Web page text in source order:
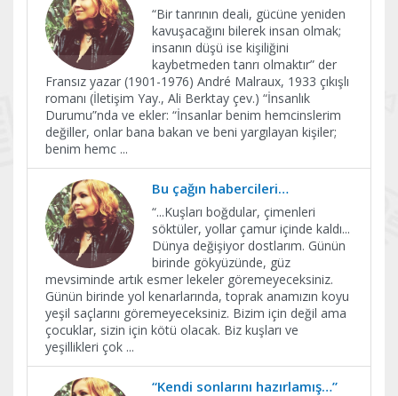
“Bir tanrının deali, gücüne yeniden
kavuşacağını bilerek insan olmak;
insanın düşü ise kişiliğini
kaybetmeden tanrı olmaktır” der
Fransız yazar (1901-1976) André Malraux, 1933 çıkışlı
romanı (İletişim Yay., Ali Berktay çev.) “İnsanlık
Durumu”nda ve ekler: “İnsanlar benim hemcinslerim
değiller, onlar bana bakan ve beni yargılayan kişiler;
benim hemc ...
Bu çağın habercileri…
“...Kuşları boğdular, çimenleri
söktüler, yollar çamur içinde kaldı...
Dünya değişiyor dostlarım. Günün
birinde gökyüzünde, güz
mevsiminde artık esmer lekeler göremeyeceksiniz.
Günün birinde yol kenarlarında, toprak anamızın koyu
yeşil saçlarını göremeyeceksiniz. Bizim için değil ama
çocuklar, sizin için kötü olacak. Biz kuşları ve
yeşillikleri çok ...
“Kendi sonlarını hazırlamış…”